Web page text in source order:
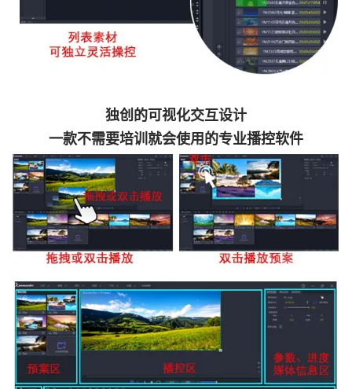
独创的可视化交互设计
一款不需要培训就会使用的专业播控软件